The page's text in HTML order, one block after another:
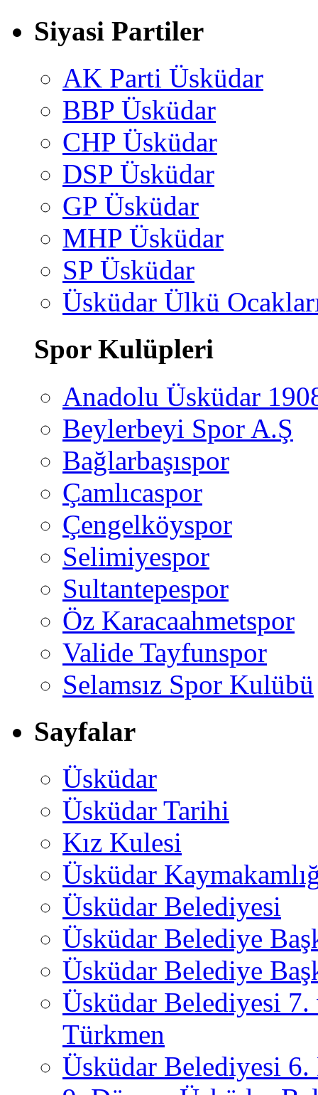
Siyasi Partiler
AK Parti Üsküdar
BBP Üsküdar
CHP Üsküdar
DSP Üsküdar
GP Üsküdar
MHP Üsküdar
SP Üsküdar
Üsküdar Ülkü
Spor Kulüpleri
Anadolu Üsküdar
Beylerbeyi Spor A.Ş
Bağlarbaşıspor
Çamlıcaspor
Çengelköyspor
Selimiyespor
Sultantepespor
Öz Karacaahmetspor
Valide Tayfunspor
Selamsız Spor Kulübü
Sayfalar
Üsküdar
Üsküdar Tarihi
Kız Kulesi
Üsküdar
Üsküdar Belediyesi
Üsküdar Belediye
Üsküdar Belediye
Üsküdar Belediyesi
Türkmen
Üsküdar Belediyesi 6.